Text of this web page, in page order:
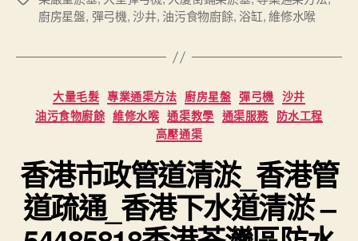
廚房星盤, 彈弓機,沙井, 油污食物廚餘, 浴缸,維修水喉
Categories
大量毛髮 專業通渠方法 廚房星盤 彈弓機 沙井
油污食物廚餘 維修水喉 通渠教學 通渠服務 防水工程
高壓通渠
香港市政管道清淤_香港管
道疏通_香港下水道清淤 –